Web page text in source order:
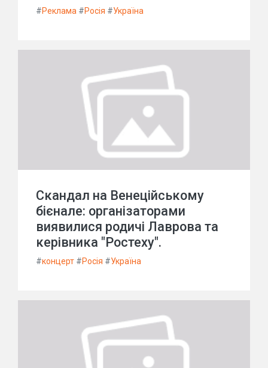
#Реклама #Росія #Україна
Скандал на Венеційському
бієнале: організаторами
виявилися родичі Лаврова та
керівника "Ростеху".
#концерт #Росія #Україна